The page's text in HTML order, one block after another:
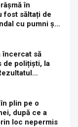
în
fost săltați de
cu pumni și
încercat să
de polițiști, la
l alcool pur în
plin pe o
după ce a
loc nepermis